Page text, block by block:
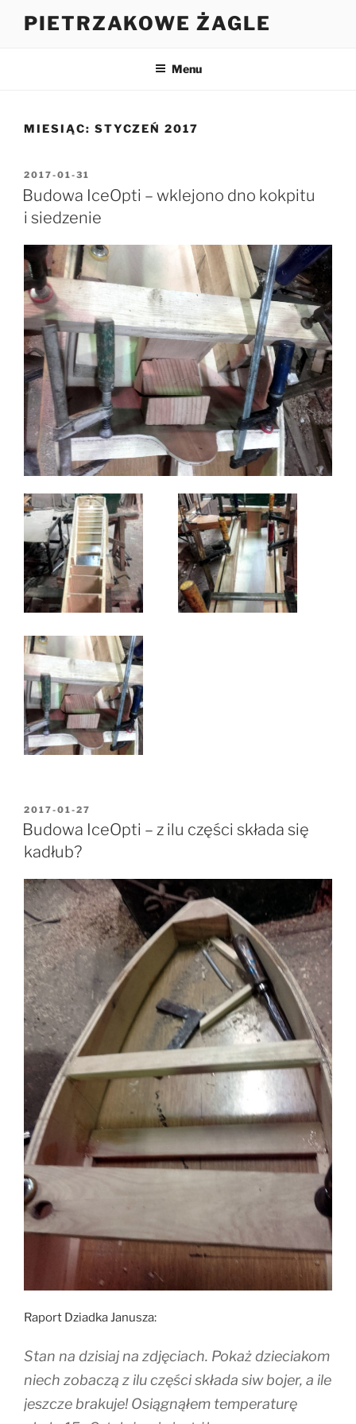
PIETRZAKOWE ŻAGLE
Menu
MIESIĄC: STYCZEŃ 2017
OPUBLIKOWANE
W
2017-01-31
Budowa IceOpti – wklejono dno kokpitu
i siedzenie
OPUBLIKOWANE
W
2017-01-27
Budowa IceOpti – z ilu części składa się
kadłub?
Raport Dziadka Janusza:
Stan na dzisiaj na zdjęciach. Pokaż dzieciakom
niech zobaczą z ilu części składa siw bojer, a ile
jeszcze brakuje! Osiągnąłem temperaturę